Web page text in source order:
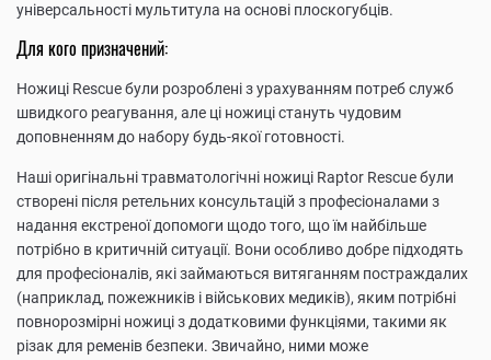
універсальності мультитула на основі плоскогубців.
Для кого призначений:
Ножиці Rescue були розроблені з урахуванням потреб служб
швидкого реагування, але ці ножиці стануть чудовим
доповненням до набору будь-якої готовності.
Наші оригінальні травматологічні ножиці Raptor Rescue були
створені після ретельних консультацій з професіоналами з
надання екстреної допомоги щодо того, що їм найбільше
потрібно в критичній ситуації. Вони особливо добре підходять
для професіоналів, які займаються витяганням постраждалих
(наприклад, пожежників і військових медиків), яким потрібні
повнорозмірні ножиці з додатковими функціями, такими як
різак для ременів безпеки. Звичайно, ними може